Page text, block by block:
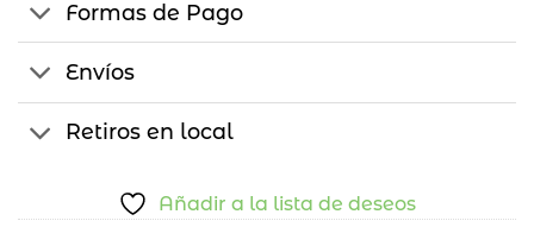
Formas de Pago
Envíos
Retiros en local
Añadir a la lista de deseos